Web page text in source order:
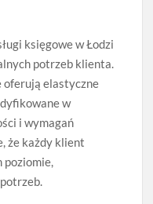
księgowe w Łodzi
potrzeb klienta.
oferują elastyczne
w
i wymagań
że każdy klient
poziomie,